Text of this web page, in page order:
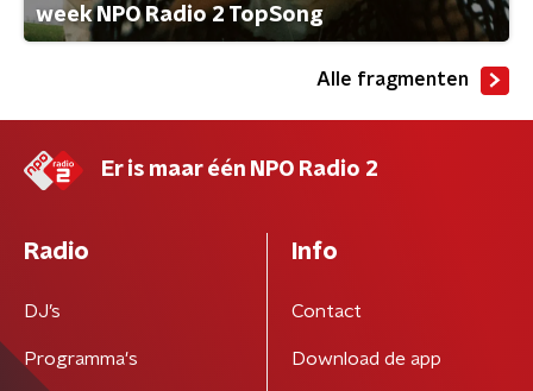
week NPO Radio 2 TopSong
Alle fragmenten
Er is maar één NPO Radio 2
Radio
DJ’s
Programma's
Info
Contact
Download de app